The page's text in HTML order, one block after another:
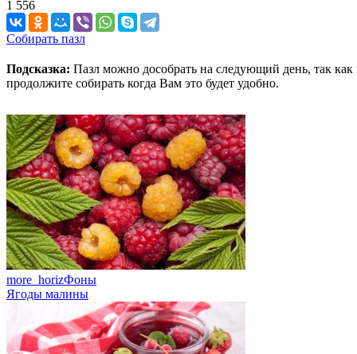
1 556
Собирать пазл
Подсказка: Пазл можно дособрать на следующий день, так
продолжите собирать когда Вам это будет удобно.
more_horizФоны
Ягоды малины